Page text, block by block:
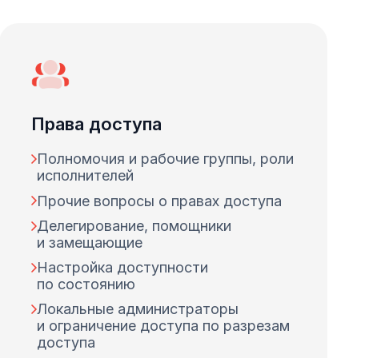
Права доступа
Полномочия и рабочие группы, роли
исполнителей
Прочие вопросы о правах доступа
Делегирование, помощники
и замещающие
Настройка доступности
по состоянию
Локальные администраторы
и ограничение доступа по разрезам
доступа